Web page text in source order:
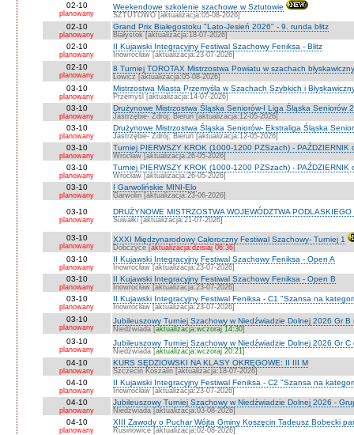
02-10
planowany
Weekendowe szkolenie szachowe w Sztutowie
SZTUTOWO [aktualizacja:05-08-2026]
02-10
planowany
Grand Prix Białegostoku "Lato-Jesień 2026" - 9. runda blitz
Białystok [aktualizacja:18-07-2026]
02-10
planowany
II Kujawski Integracyjny Festiwal Szachowy Feniksa - Blitz
Inowrocław [aktualizacja:23-07-2026]
02-10
planowany
8 Turniej TOROTAX Mistrzostwa Powiatu w szachach
Łowicz [aktualizacja:05-08-2026]
03-10
planowany
Mistrzostwa Miasta Przemyśla w Szachach Szybkich i
Przemyśl [aktualizacja:14-07-2026]
03-10
planowany
Drużynowe Mistrzostwa Śląska Seniorów-I Liga Śląska Seniorów
Jastrzębie- Zdrój; Bieruń [aktualizacja:12-05-2026]
03-10
planowany
Drużynowe Mistrzostwa Śląska Seniorów- Ekstraliga Śląska
Jastrzębie- Zdrój; Bieruń [aktualizacja:12-05-2026]
03-10
planowany
Turniej PIERWSZY KROK (1000-1200 PZSzach) - PAŹDZIERNIK
Wrocław [aktualizacja:26-05-2026]
03-10
planowany
Turniej PIERWSZY KROK (1000-1200 PZSzach) - PAŹDZIERNIK
Wrocław [aktualizacja:26-05-2026]
03-10
planowany
I Garwolińskie MINI-Elo
Garwolin [aktualizacja:23-06-2026]
03-10
planowany
DRUŻYNOWE MISTRZOSTWA WOJEWÓDZTWA
Suwałki [aktualizacja:21-07-2026]
03-10
planowany
XXXI Międzynarodowy Całoroczny Festiwal Szachowy- Turniej 1
Dobczyce [aktualizacja:dzisiaj 06:36]
03-10
planowany
II Kujawski Integracyjny Festiwal Szachowy Feniksa - Open A
Inowrocław [aktualizacja:23-07-2026]
03-10
planowany
II Kujawski Integracyjny Festiwal Szachowy Feniksa - Open B
Inowrocław [aktualizacja:23-07-2026]
03-10
planowany
II Kujawski Integracyjny Festiwal Feniksa - C1 "Szansa na
Inowrocław [aktualizacja:23-07-2026]
03-10
planowany
Jubileuszowy Turniej Szachowy w Niedźwiadzie Dolnej 2026 Gr
Niedźwiada [aktualizacja:wczoraj 14:30]
03-10
planowany
Jubileuszowy Turniej Szachowy w Niedźwiadzie Dolnej 2026 Gr
Niedźwiada [aktualizacja:wczoraj 20:21]
04-10
planowany
KURS SĘDZIOWSKI NA KLASY OKRĘGOWE: II III M
Szczecin Koszalin [aktualizacja:18-07-2026]
04-10
planowany
II Kujawski Integracyjny Festiwal Feniksa - C2 "Szansa na
Inowrocław [aktualizacja:23-07-2026]
04-10
planowany
Jubileuszowy Turniej Szachowy w Niedźwiadzie Dolnej 2026 -
Niedżwiada [aktualizacja:03-08-2026]
04-10
planowany
XIII Zawody o Puchar Wójta Gminy Koszęcin Tadeusz Bobecki
Rusinowice [aktualizacja:02-08-2026]